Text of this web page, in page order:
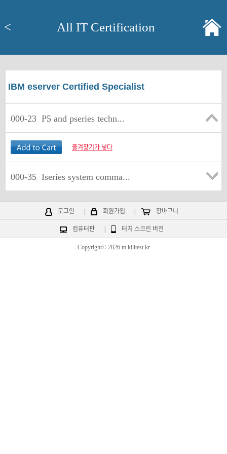
< All IT Certification
IBM eserver Certified Specialist
000-23 P5 and pseries techn...
즐겨찾기가 넣다
000-35 Iseries system comma...
로그인 회원가입 장바구니
컴퓨터판 터치 스크린 버전
Copyright© 2026 m.killtest.kr